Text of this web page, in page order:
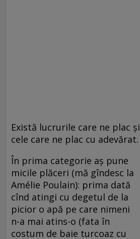
Există lucrurile care ne plac şi
cele care ne plac cu adevărat.
În prima categorie aş pune
micile plăceri (mă gîndesc la
Amélie Poulain): prima dată
cînd atingi cu degetul de la
picior o apă pe care nimeni
n-a mai atins-o (fata în
costum de baie turcoaz cu